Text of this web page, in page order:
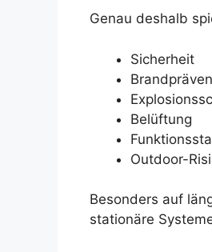
Genau deshalb
Sicherheit
Belüftung
Outdoor-
Besonders auf
stationäre